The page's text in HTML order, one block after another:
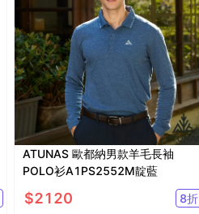
ATUNAS 歐都納男款羊毛長袖
POLO衫A1PS2552M靛藍
$2120 8折